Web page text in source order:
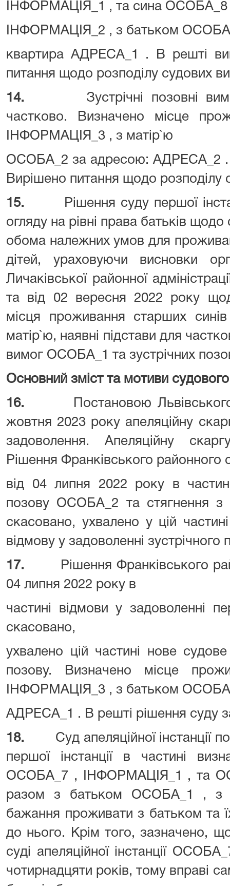
ІНФОРМАЦІЯ_1 , та сина ОСОБА_8
ІНФОРМАЦІЯ_2 , з батьком
квартира АДРЕСА_1 . В решті
питання щодо розподілу судових
14. Зустрічні позовні
частково. Визначено місце
ІНФОРМАЦІЯ_3 , з матір`ю
ОСОБА_2 за адресою: АДРЕСА_2 .
Вирішено питання щодо розподілу
15.
Рішення суду першої
огляду на рівні права батьків
обома належних умов для
дітей, ураховуючи висновки
Личаківської районної
та від 02 вересня 2022 року
місця проживання старших
матір`ю, наявні підстави для
вимог ОСОБА_1 та зустрічних
Основний зміст та мотиви
16.
Постановою
жовтня 2023 року апеляційну
задоволення. Апеляційну
Рішення Франківського районного
від 04 липня 2022 року в
позову ОСОБА_2 та стягнення
скасовано, ухвалено у цій
відмову у задоволенні
17.
Рішення Франківського
04 липня 2022 року в
частині відмови у задоволенні
скасовано,
ухвалено цій частині нове
позову. Визначено місце
ІНФОРМАЦІЯ_3 , з батьком
АДРЕСА_1 . В решті рішення суду
18. Суд апеляційної інстанції
першої інстанції в частині
ОСОБА_7 , ІНФОРМАЦІЯ_1 , та
разом з батьком ОСОБА_1 , з
бажання проживати з батьком та
до нього. Крім того, зазначено,
суді апеляційної інстанції
чотирнадцяти років, тому вправі